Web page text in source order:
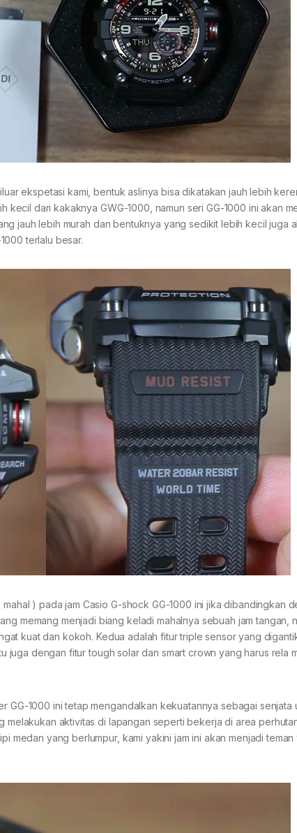
ekspetasi kami, bentuk aslinya bisa dikatakan jauh lebih
dari kakaknya GWG-1000, namun seri GG-1000 ini akan
jauh lebih murah dan bentuknya yang sedikit lebih kecil juga
terlalu besar.
) pada jam Casio G-shock GG-1000 ini jika dibandingkan
memang menjadi biang keladi mahalnya sebuah jam tangan,
kuat dan kokoh. Kedua adalah fitur triple sensor yang
dengan fitur tough solar dan smart crown yang harus rela
GG-1000 ini tetap mengandalkan kekuatannya sebagai senjata
melakukan aktivitas di lapangan seperti bekerja di area
medan yang berlumpur, kami yakini jam ini akan menjadi teman